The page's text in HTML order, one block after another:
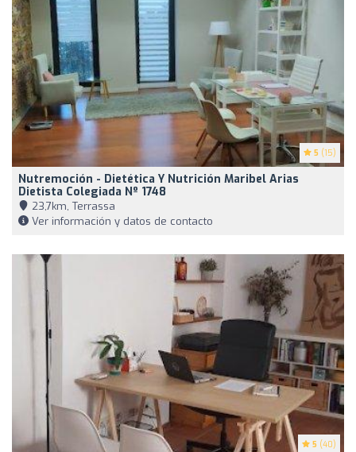
5 (15)
Nutremoción - Dietética Y Nutrición Maribel Arias
Dietista Colegiada Nº 1748
23,7km, Terrassa
Ver información y datos de contacto
5 (40)